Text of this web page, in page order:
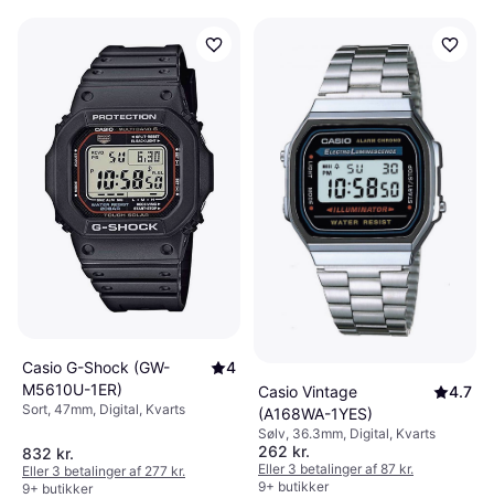
Casio G-Shock (GW-
M5610U-1ER)
4
Sort, 47mm, Digital, Kvarts
832 kr.
Eller 3 betalinger af 277 kr.
9+ butikker
Casio Vintage
(A168WA-1YES)
4.7
Sølv, 36.3mm, Digital, Kvarts
262 kr.
Eller 3 betalinger af 87 kr.
9+ butikker